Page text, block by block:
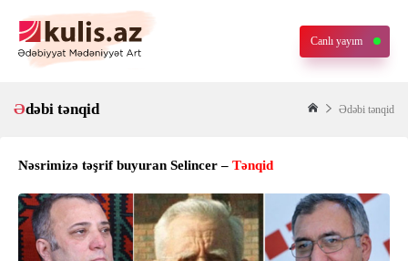
Canlı yayım
Ədəbi tənqid Ədəbi tənqid
Nəsrimizə təşrif buyuran Selincer – Tənqid